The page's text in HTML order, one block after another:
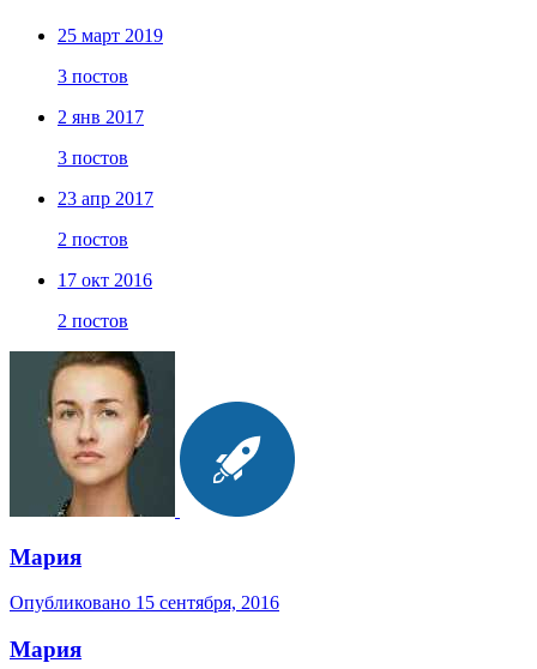
25 март 2019
3 постов
2 янв 2017
3 постов
23 апр 2017
2 постов
17 окт 2016
2 постов
Мария
Опубликовано 15 сентября, 2016
Мария